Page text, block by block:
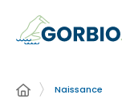
Naissance